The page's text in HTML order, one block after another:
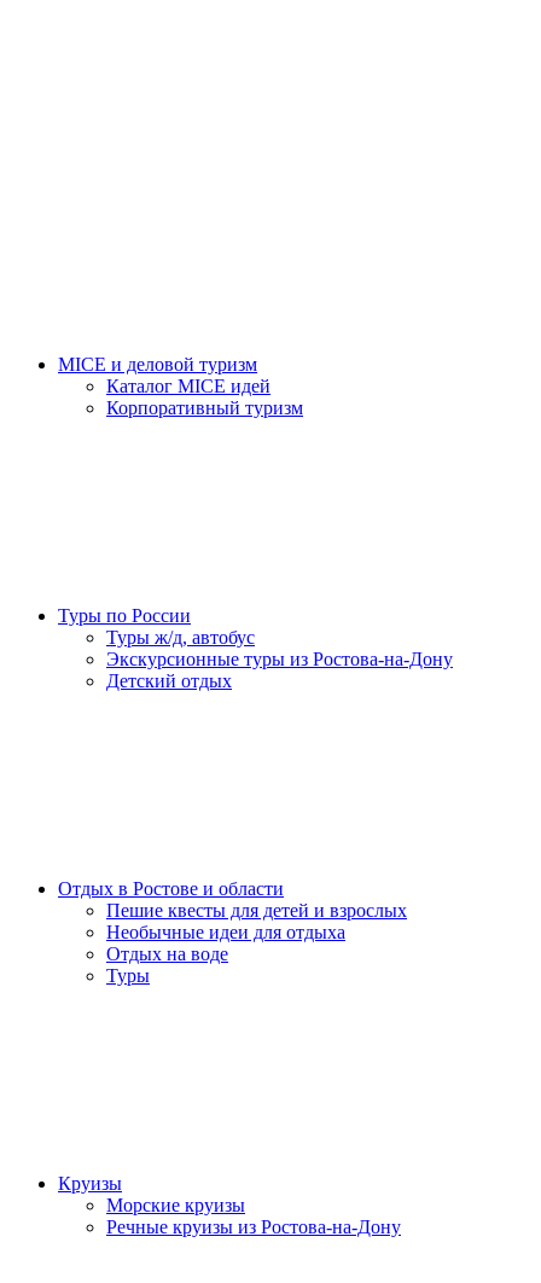
MICE и деловой туризм
Каталог MICE идей
Корпоративный туризм
Туры по России
Туры ж/д, автобус
Экскурсионные туры из Ростова-на-Дону
Детский отдых
Отдых в Ростове и области
Пешие квесты для детей и взрослых
Необычные идеи для отдыха
Отдых на воде
Туры
Круизы
Морские круизы
Речные круизы из Ростова-на-Дону